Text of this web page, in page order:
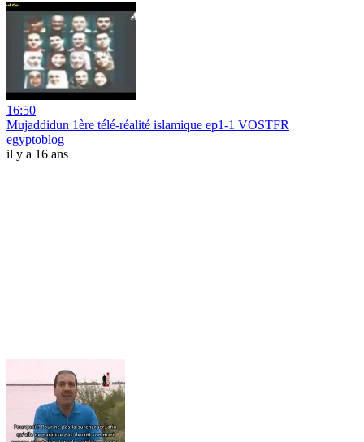
16:50
Mujaddidun 1ère télé-réalité islamique ep1-1 VOSTFR
egyptoblog
il y a 16 ans